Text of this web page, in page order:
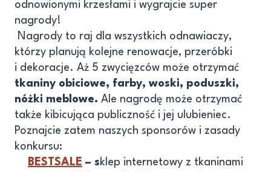
odnowionymi krzesłami i wygrajcie super
nagrody!
Nagrody to raj dla wszystkich odnawiaczy,
którzy planują kolejne renowacje, przeróbki
i dekoracje. Aż 5 zwycięzców może otrzymać
tkaniny obiciowe, farby, woski, poduszki,
nóżki meblowe. Ale nagrodę może otrzymać
także kibicująca publiczność i jej ulubieniec.
Poznajcie zatem naszych sponsorów i zasady
konkursu:
BESTSALE – sklep internetowy z tkaninami